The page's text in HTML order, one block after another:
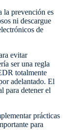
la prevención es
ni descargue
de
evitar
ser una regla
totalmente
adelantado. El
para detener el
prácticas
para